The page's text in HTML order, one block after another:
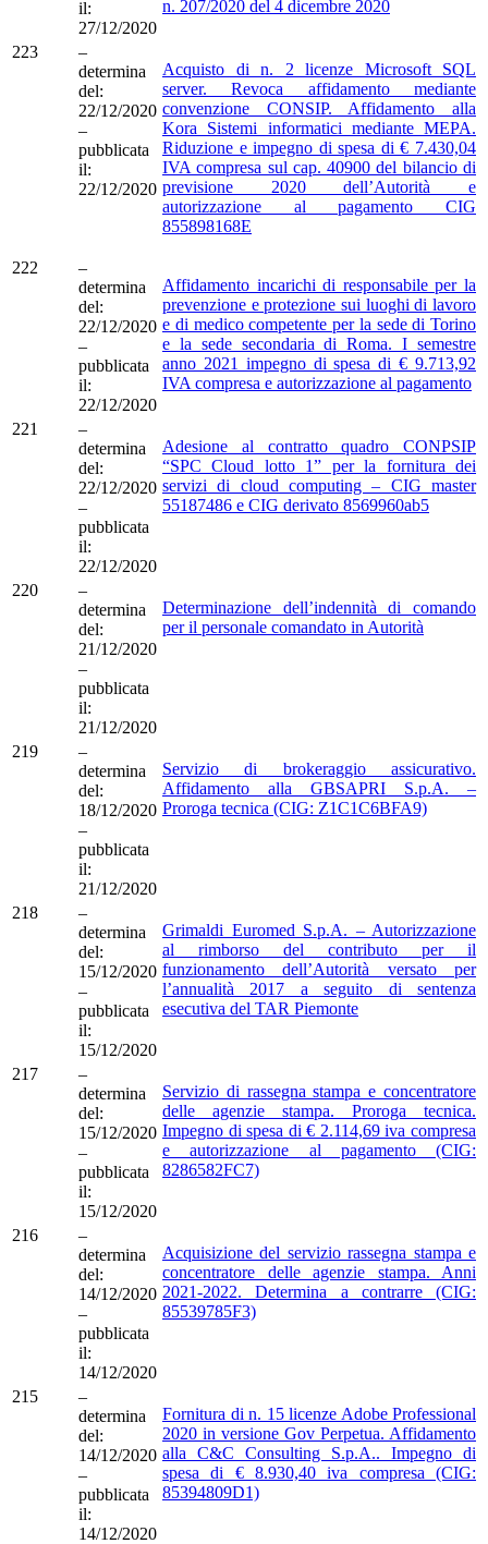
il:
27/12/2020
n. 207/2020 del 4 dicembre 2020
223
–
determina
del:
22/12/2020
–
pubblicata
il:
22/12/2020
Acquisto di n. 2 licenze Microsoft SQL
server. Revoca affidamento mediante
convenzione CONSIP. Affidamento alla
Kora Sistemi informatici mediante MEPA.
Riduzione e impegno di spesa di € 7.430,04
IVA compresa sul cap. 40900 del bilancio di
previsione 2020 dell’Autorità e
autorizzazione al pagamento CIG
855898168E
222
–
determina
del:
22/12/2020
–
pubblicata
il:
22/12/2020
Affidamento incarichi di responsabile per la
prevenzione e protezione sui luoghi di lavoro
e di medico competente per la sede di Torino
e la sede secondaria di Roma. I semestre
anno 2021 impegno di spesa di € 9.713,92
IVA compresa e autorizzazione al pagamento
221
–
determina
del:
22/12/2020
–
pubblicata
il:
22/12/2020
Adesione al contratto quadro CONPSIP
“SPC Cloud lotto 1” per la fornitura dei
servizi di cloud computing – CIG master
55187486 e CIG derivato 8569960ab5
220
–
determina
del:
21/12/2020
–
pubblicata
il:
21/12/2020
Determinazione dell’indennità di comando
per il personale comandato in Autorità
219
–
determina
del:
18/12/2020
–
pubblicata
il:
21/12/2020
Servizio di brokeraggio assicurativo.
Affidamento alla GBSAPRI S.p.A. –
Proroga tecnica (CIG: Z1C1C6BFA9)
218
–
determina
del:
15/12/2020
–
pubblicata
il:
15/12/2020
Grimaldi Euromed S.p.A. – Autorizzazione
al rimborso del contributo per il
funzionamento dell’Autorità versato per
l’annualità 2017 a seguito di sentenza
esecutiva del TAR Piemonte
217
–
determina
del:
15/12/2020
–
pubblicata
il:
15/12/2020
Servizio di rassegna stampa e concentratore
delle agenzie stampa. Proroga tecnica.
Impegno di spesa di € 2.114,69 iva compresa
e autorizzazione al pagamento (CIG:
8286582FC7)
216
–
determina
del:
14/12/2020
–
pubblicata
il:
14/12/2020
Acquisizione del servizio rassegna stampa e
concentratore delle agenzie stampa. Anni
2021-2022. Determina a contrarre (CIG:
85539785F3)
215
–
determina
del:
14/12/2020
–
pubblicata
il:
14/12/2020
Fornitura di n. 15 licenze Adobe Professional
2020 in versione Gov Perpetua. Affidamento
alla C&C Consulting S.p.A.. Impegno di
spesa di € 8.930,40 iva compresa (CIG:
85394809D1)